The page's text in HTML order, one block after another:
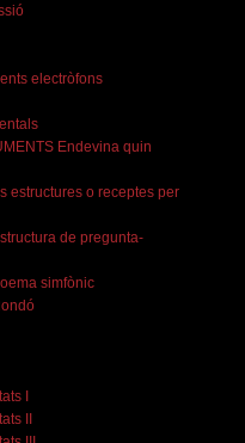
electròfons
Endevina quin
estructures o receptes per
de pregunta-
simfònic
I
II